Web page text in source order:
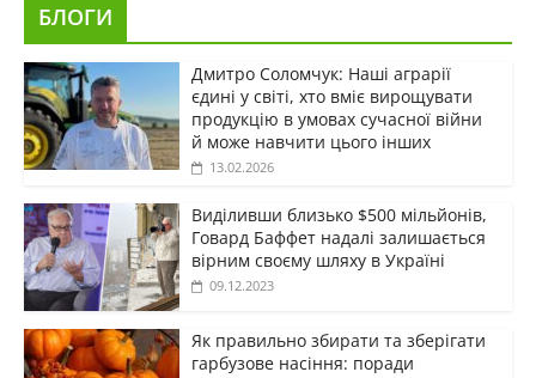
БЛОГИ
Дмитро Соломчук: Наші аграрії
єдині у світі, хто вміє вирощувати
продукцію в умовах сучасної війни
й може навчити цього інших
13.02.2026
Виділивши близько $500 мільйонів,
Говард Баффет надалі залишається
вірним своєму шляху в Україні
09.12.2023
Як правильно збирати та зберігати
гарбузове насіння: поради